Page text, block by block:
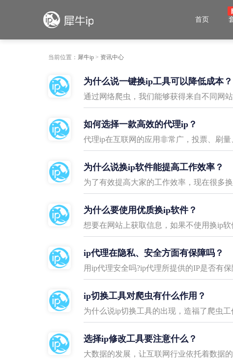
首页
当前位置： 犀牛ip > 资讯中心
为什么说一键换ip工具可以降低成本？
通过网络爬虫，我们能够获得来自不同网
如何选择一款高效的代理ip？
代理ip在互联网的应用非常广，投票、刷
为什么说换ip软件能提高工作效率？
为了有效提高大家的工作效率，现在很多
为什么要使用优质换ip软件？
想要在网站上获取信息，如果不使用换ip
ip代理在隐私、安全方面有保障吗？
用ip代理安全吗?ip代理所提供的IP是否有
ip切换工具对爬虫有什么作用？
为什么说ip切换工具的出现，造福了爬虫
选择ip修改工具要注意什么？